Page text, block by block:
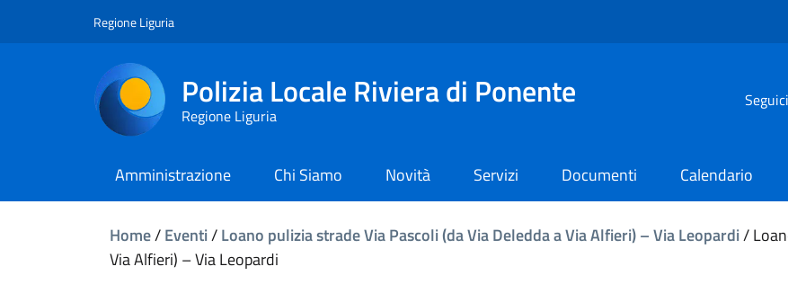
Regione Liguria
Polizia Locale Riviera di Ponente
Regione Liguria
Amministrazione Chi Siamo Novità Servizi Documenti Calendario
Home/Eventi/Loano pulizia strade Via Pascoli (da Via Deledda a Via Alfieri) – Via Leopardi/
Via Alfieri) – Via Leopardi